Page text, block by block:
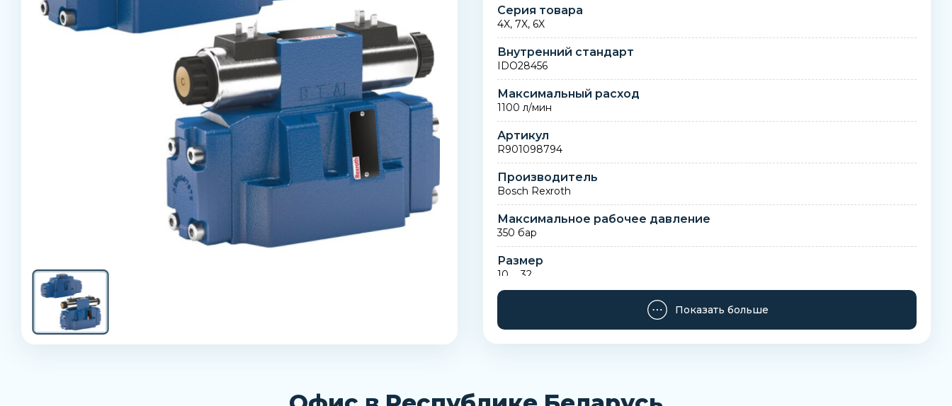
Серия товара
4X, 7X, 6X
Внутренний стандарт
IDO28456
Максимальный расход
1100 л/мин
Артикул
R901098794
Производитель
Bosch Rexroth
Максимальное рабочее давление
350 бар
Размер
10 … 32
Заказать
Показать больше